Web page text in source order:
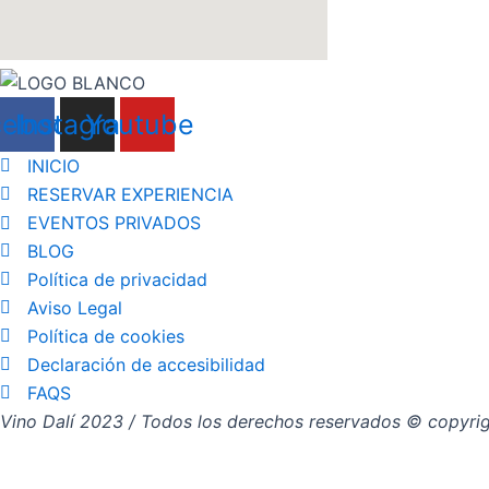
Instagram
Youtube
INICIO
RESERVAR EXPERIENCIA
EVENTOS PRIVADOS
BLOG
Política de privacidad
Aviso Legal
Política de cookies
Declaración de accesibilidad
FAQS
Vino Dalí 2023 / Todos los derechos reservados ©